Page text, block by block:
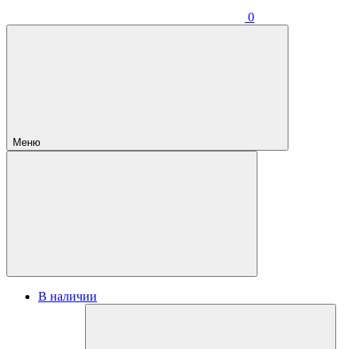
0
Меню
В наличии